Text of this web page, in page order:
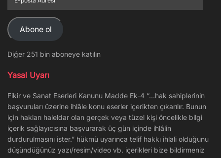
posta
Adresi
Abone ol
Diğer 251 bin aboneye katılın
Yasal Uyarı
Fikir ve Sanat Eserleri Kanunu Madde Ek-4 “…hak sahiplerinin
başvuruları üzerine ihlâle konu eserler içerikten çıkarılır. Bunun
için hakları haleldar olan gerçek veya tüzel kişi öncelikle bilgi
içerik sağlayıcısına başvurarak üç gün içinde ihlâlin
durdurulmasını ister.” hükmü uyarınca telif hakkı ihlali olduğunu
düşündüğünüz yazı/resim/video vb. içerikleri bize bildirmeniz